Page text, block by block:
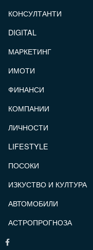
КОНСУЛТАНТИ
DIGITAL
МАРКЕТИНГ
ИМОТИ
ФИНАНСИ
КОМПАНИИ
ЛИЧНОСТИ
LIFESTYLE
ПОСОКИ
ИЗКУСТВО И КУЛТУРА
АВТОМОБИЛИ
АСТРОПРОГНОЗА